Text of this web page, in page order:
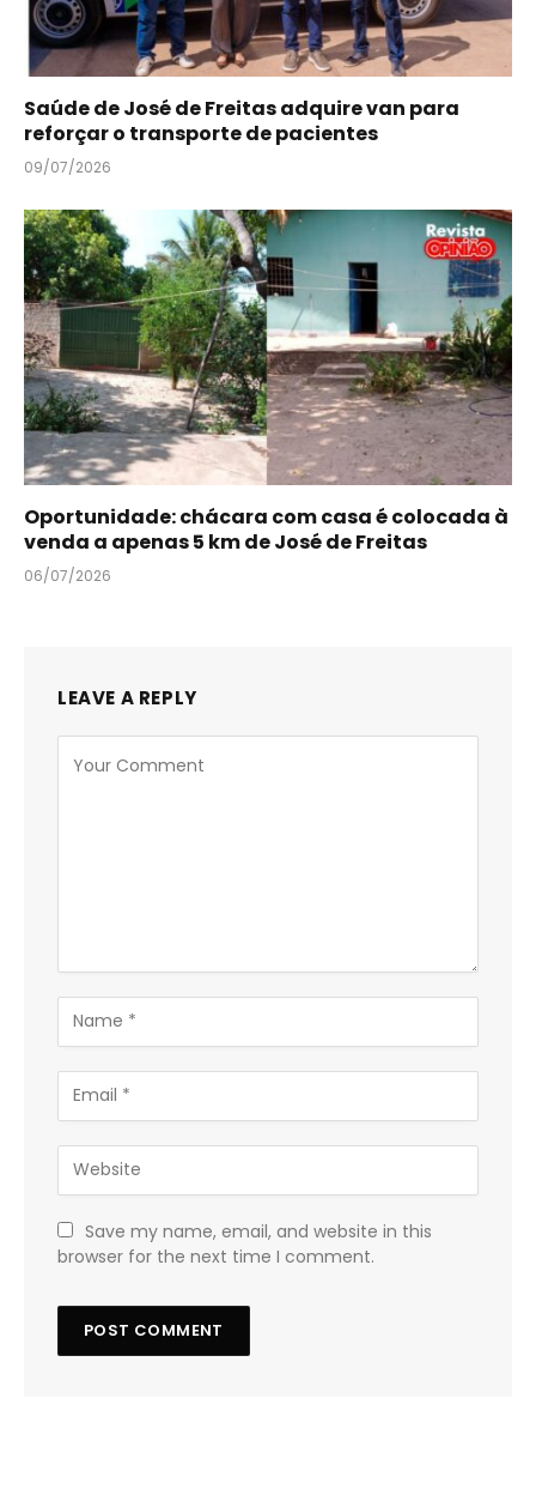
Saúde de José de Freitas adquire van para
reforçar o transporte de pacientes
09/07/2026
Oportunidade: chácara com casa é colocada à
venda a apenas 5 km de José de Freitas
06/07/2026
LEAVE A REPLY
Save my name, email, and website in this
browser for the next time I comment.